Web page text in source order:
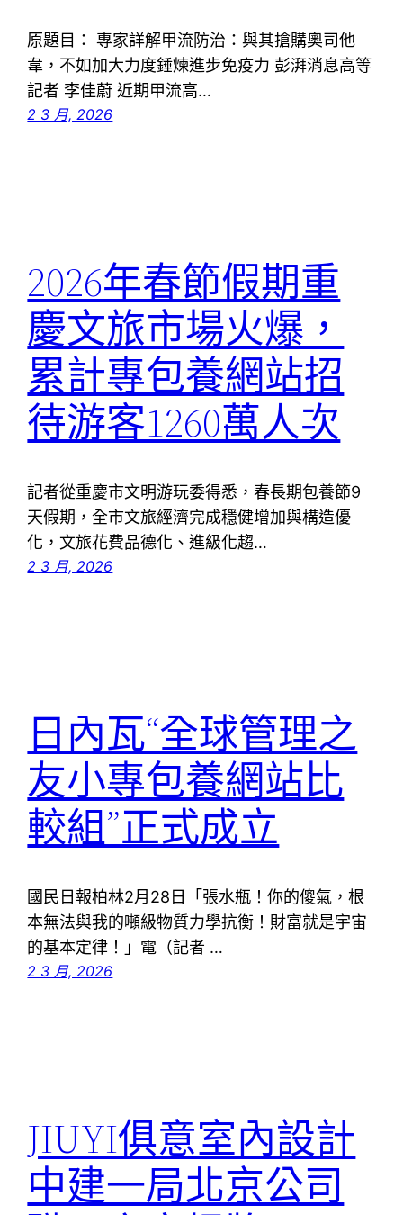
原題目： 專家詳解甲流防治：與其搶購奧司他
韋，不如加大力度錘煉進步免疫力 彭湃消息高等
記者 李佳蔚 近期甲流高…
2 3 月, 2026
2026年春節假期重
慶文旅市場火爆，
累計專包養網站招
待游客1260萬人次
記者從重慶市文明游玩委得悉，春長期包養節9
天假期，全市文旅經濟完成穩健增加與構造優
化，文旅花費品德化、進級化趨…
2 3 月, 2026
日內瓦“全球管理之
友小專包養網站比
較組”正式成立
國民日報柏林2月28日「張水瓶！你的傻氣，根
本無法與我的噸級物質力學抗衡！財富就是宇宙
的基本定律！」電（記者 …
2 3 月, 2026
JIUYI俱意室內設計
中建一局北京公司